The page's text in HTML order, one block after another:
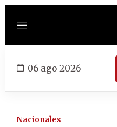
Menú
06 ago 2026
Nacionales